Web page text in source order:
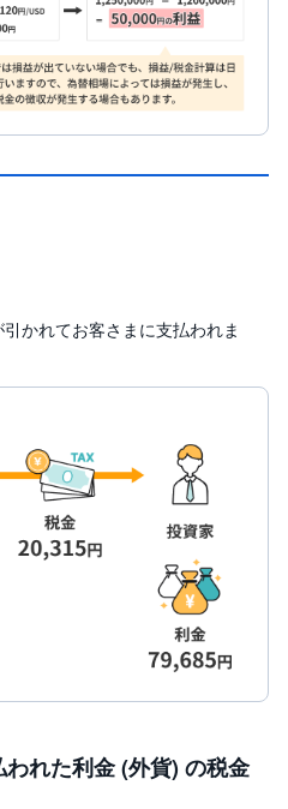
かれてお客さまに支払われま
れた利金 (外貨) の税金